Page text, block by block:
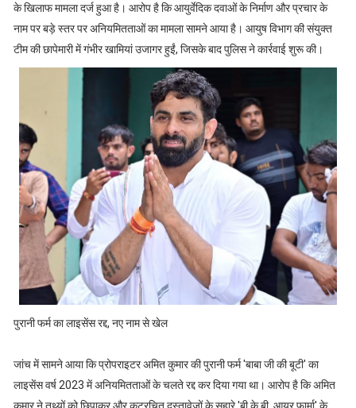
के खिलाफ मामला दर्ज हुआ है। आरोप है कि आयुर्वेदिक दवाओं के निर्माण और प्रचार के
नाम पर बड़े स्तर पर अनियमितताओं का मामला सामने आया है। आयुष विभाग की संयुक्त
टीम की छापेमारी में गंभीर खामियां उजागर हुईं, जिसके बाद पुलिस ने कार्रवाई शुरू की।
पुरानी फर्म का लाइसेंस रद्द, नए नाम से खेल
जांच में सामने आया कि प्रोपराइटर अमित कुमार की पुरानी फर्म 'बाबा जी की बूटी' का
लाइसेंस वर्ष 2023 में अनियमितताओं के चलते रद्द कर दिया गया था। आरोप है कि अमित
कुमार ने तथ्यों को छिपाकर और कूटरचित दस्तावेजों के सहारे 'बी.के.बी. आयुर फार्मा' के